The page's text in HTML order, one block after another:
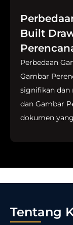
Built
Perbedaan
Gambar
signifikan dan
dan Gambar
dokumen
Tentang